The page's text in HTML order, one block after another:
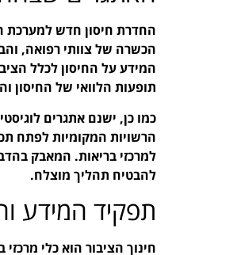
החדרת חיסון חדש למערכת
הכשרה של צוותי רפואה,
המידע על החיסון לכלל
תופעות הלוואי של החיסון
כמו כן, ישנם אתגרים
הרשויות המקומיות לפתח
למרכזי בריאות. המאבק
להבטיח תהליך מוצלח.
תפקיד המידע
חינוך הציבור הוא כלי